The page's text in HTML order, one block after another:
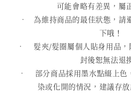
可能會略有差異，屬
• 為維持商品的最佳狀態，請
下哦！
• 髮夾/髮圈屬個人貼身用品，
封後恕無法退
• 部分商品採用墨水點綴上色
染或化開的情況，建議存